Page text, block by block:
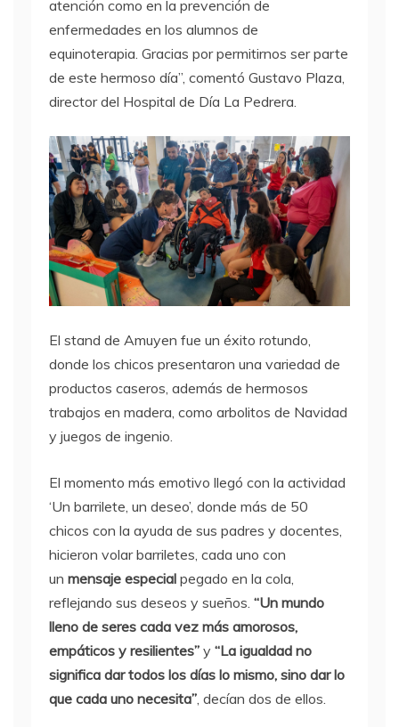
atención como en la prevención de
enfermedades en los alumnos de
equinoterapia. Gracias por permitirnos ser parte
de este hermoso día”, comentó Gustavo Plaza,
director del Hospital de Día La Pedrera.
El stand de Amuyen fue un éxito rotundo,
donde los chicos presentaron una variedad de
productos caseros, además de hermosos
trabajos en madera, como arbolitos de Navidad
y juegos de ingenio.
El momento más emotivo llegó con la actividad
‘Un barrilete, un deseo’, donde más de 50
chicos con la ayuda de sus padres y docentes,
hicieron volar barriletes, cada uno con
un mensaje especial pegado en la cola,
reflejando sus deseos y sueños. “Un mundo
lleno de seres cada vez más amorosos,
empáticos y resilientes” y “La igualdad no
significa dar todos los días lo mismo, sino dar lo
que cada uno necesita” , decían dos de ellos.